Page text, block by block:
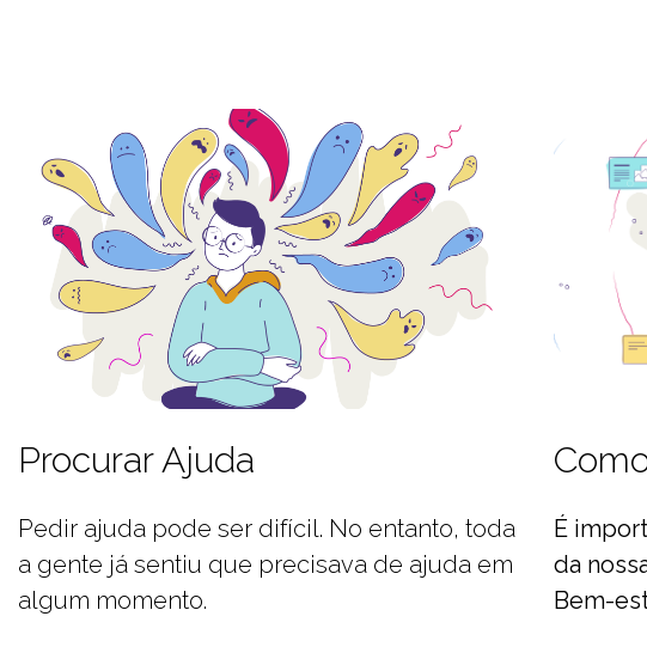
Procurar Ajuda
Pedir ajuda pode ser difícil. No entanto, toda
a gente já sentiu que precisava de ajuda em
algum momento.
É
da
Bem-